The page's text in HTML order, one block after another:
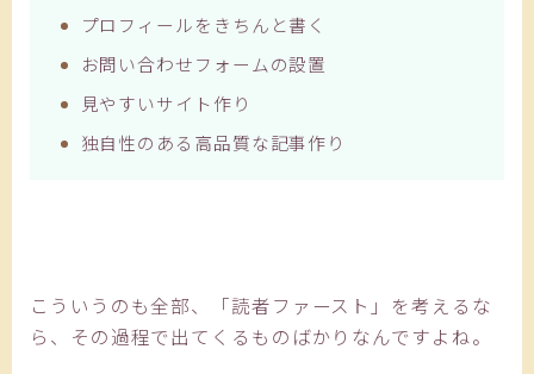
プロフィールをきちんと書く
お問い合わせフォームの設置
見やすいサイト作り
独自性のある高品質な記事作り
こういうのも全部、「読者ファースト」を考えるな
ら、その過程で出てくるものばかりなんですよね。